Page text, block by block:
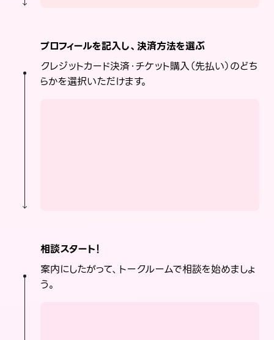
プロフィールを記入し、決済方法を選ぶ
クレジットカード決済・チケット購入（先払い）のどち
らかを選択いただけます。
相談スタート！
案内にしたがって、トークルームで相談を始めましょ
う。